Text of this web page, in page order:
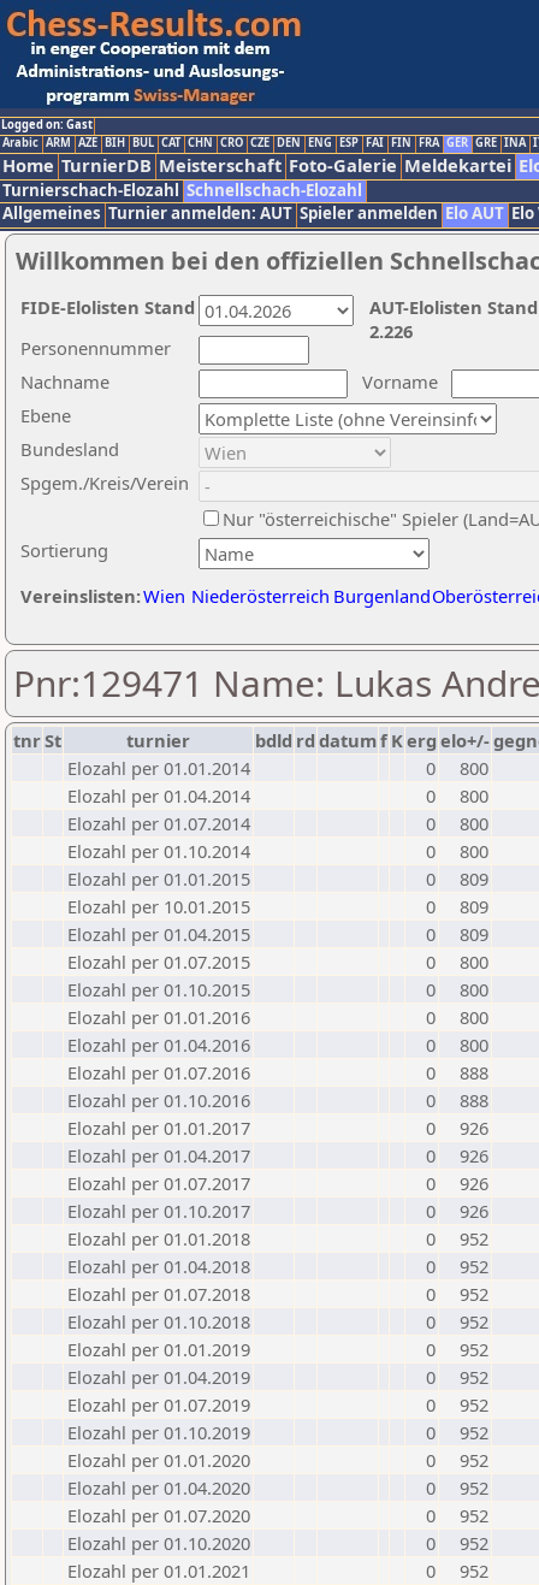
Logged on: Gast
Arabic ARM AZE BIH BUL CAT CHN CRO CZE DEN ENG ESP FAI FIN FRA GER GRE INA
Home TurnierDB Meisterschaft Foto-Galerie Meldekartei
Turnierschach-Elozahl Schnellschach-Elozahl
Allgemeines Turnier anmelden: AUT Spieler anmelden Elo AUT
Willkommen bei den offiziellen
Nachname
Vorname
Ebene
Sortierung
Personennummer
Bundesland
Spgem./Kreis/Verein
Nur "österreichische" Spieler
Vereinslisten:Wien Niederösterreich Burgenland
AUT-Elolisten
2.226
FIDE-Elolisten Stand
Pnr:129471 Name: Lukas
tnrSt turnier bdld rd datumf Kerg elo+/-
Elozahl per 01.01.2014
0
800
Elozahl per 01.04.2014
0
800
Elozahl per 01.07.2014
0
800
Elozahl per 01.10.2014
0
800
Elozahl per 01.01.2015
0
809
Elozahl per 10.01.2015
0
809
Elozahl per 01.04.2015
0
809
Elozahl per 01.07.2015
0
800
Elozahl per 01.10.2015
0
800
Elozahl per 01.01.2016
0
800
Elozahl per 01.04.2016
0
800
Elozahl per 01.07.2016
0
888
Elozahl per 01.10.2016
0
888
Elozahl per 01.01.2017
0
926
Elozahl per 01.04.2017
0
926
Elozahl per 01.07.2017
0
926
Elozahl per 01.10.2017
0
926
Elozahl per 01.01.2018
0
952
Elozahl per 01.04.2018
0
952
Elozahl per 01.07.2018
0
952
Elozahl per 01.10.2018
0
952
Elozahl per 01.01.2019
0
952
Elozahl per 01.04.2019
0
952
Elozahl per 01.07.2019
0
952
Elozahl per 01.10.2019
0
952
Elozahl per 01.01.2020
0
952
Elozahl per 01.04.2020
0
952
Elozahl per 01.07.2020
0
952
Elozahl per 01.10.2020
0
952
Elozahl per 01.01.2021
0
952